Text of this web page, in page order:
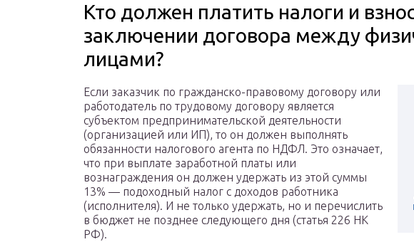
Кто должен платить налоги и
заключении договора между
лицами?
Если заказчик по гражданско-правовому договору или
работодатель по трудовому договору является
субъектом предпринимательской деятельности
(организацией или ИП), то он должен выполнять
обязанности налогового агента по НДФЛ. Это означает,
что при выплате заработной платы или
вознаграждения он должен удержать из этой суммы
13% — подоходный налог с доходов работника
(исполнителя). И не только удержать, но и перечислить
в бюджет не позднее следующего дня (статья 226 НК
РФ).